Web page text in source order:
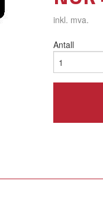
inkl. mva.
Antall